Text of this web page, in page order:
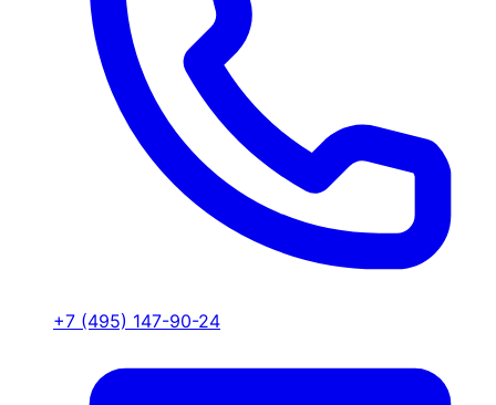
+7 (495) 147-90-24